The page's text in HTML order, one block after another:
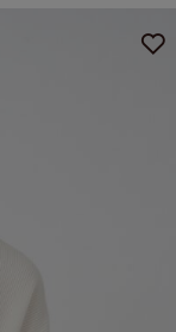
POUR LA